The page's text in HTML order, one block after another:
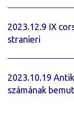
2023.12.9 IX
stranieri
2023.10.19
számának